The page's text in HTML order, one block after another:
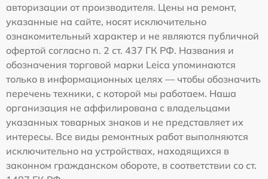
авторизации от производителя. Цены на ремонт,
указанные на сайте, носят исключительно
ознакомительный характер и не являются публичной
офертой согласно п. 2 ст. 437 ГК РФ. Названия и
обозначения торговой марки Leica упоминаются
только в информационных целях — чтобы обозначить
перечень техники, с которой мы работаем. Наша
организация не аффилирована с владельцами
указанных товарных знаков и не представляет их
интересы. Все виды ремонтных работ выполняются
исключительно на устройствах, находящихся в
законном гражданском обороте, в соответствии со ст.